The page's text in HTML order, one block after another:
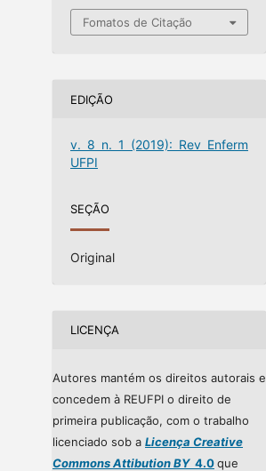
Fomatos de Citação
EDIÇÃO
v. 8 n. 1 (2019): Rev Enferm
UFPI
SEÇÃO
Original
LICENÇA
Autores mantém os direitos autorais e
concedem à REUFPI o direito de
primeira publicação, com o trabalho
licenciado sob a Licença Creative
Commons Attibution BY4.0que